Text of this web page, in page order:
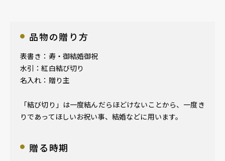
品物の贈り方
表書き：寿・御結婚御祝
水引：紅白結び切り
名入れ：贈り主
「結び切り」は一度結んだらほどけないことから、一度き
りであってほしいお祝い事、結婚などに用います。
贈る時期